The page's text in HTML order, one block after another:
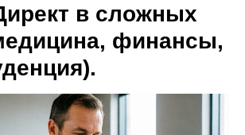
в сложных
финансы,